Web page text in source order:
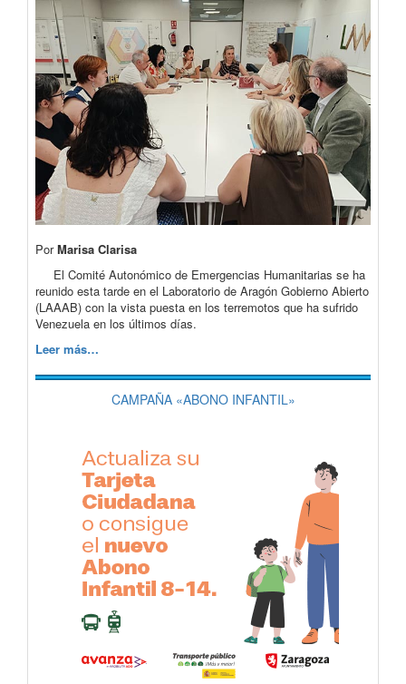
PorMarisa Clarisa
El Comité Autonómico de Emergencias Humanitarias se ha
reunido esta tarde en el Laboratorio de Aragón Gobierno Abierto
(LAAAB) con la vista puesta en los terremotos que ha sufrido
Venezuela en los últimos días.
Leer más…
CAMPAÑA «ABONO INFANTIL»